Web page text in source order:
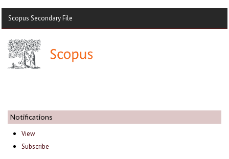
Scopus Secondary File
Notifications
View
Subscribe